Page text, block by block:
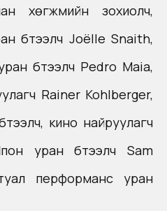
хөгжмийн зохиолч,
бүтээлч Joёlle Snaith,
бүтээлч Pedro Maia,
Rainer Kohlberger,
кино найруулагч
уран бүтээлч Sam
перформанс уран